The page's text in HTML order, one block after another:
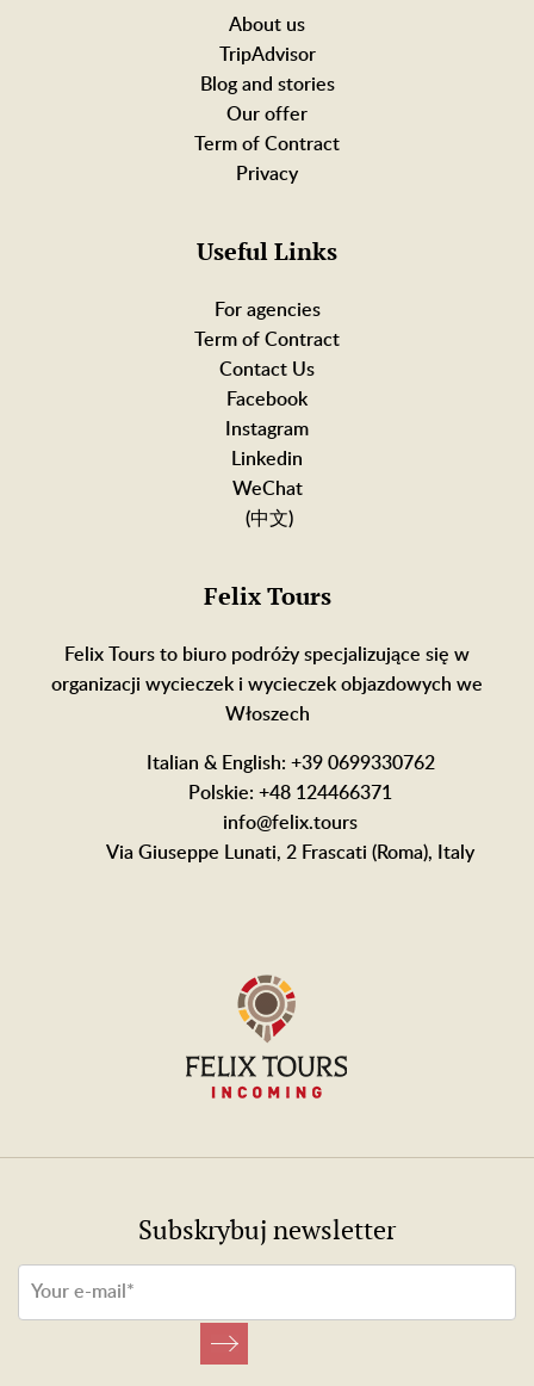
About us
TripAdvisor
Blog and stories
Our offer
Term of Contract
Privacy
Useful Links
For agencies
Term of Contract
Contact Us
Facebook
Instagram
Linkedin
WeChat
(中文)
Felix Tours
Felix Tours to biuro podróży specjalizujące się w
organizacji wycieczek i wycieczek objazdowych we
Włoszech
Italian & English: +39 0699330762
Polskie: +48 124466371
info@felix.tours
Via Giuseppe Lunati, 2 Frascati (Roma), Italy
Subskrybuj newsletter